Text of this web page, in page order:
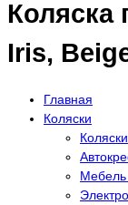
Коляска
Iris,
Главная
Коляски
Коляски
Мебель